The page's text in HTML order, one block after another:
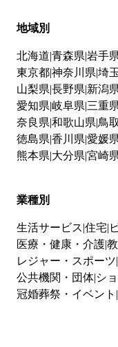
地域別
北海道 青森県 岩手
東京都神奈川県 埼
山梨県 長野県 新潟
愛知県 岐阜県 三重
奈良県 和歌山県 鳥
徳島県 香川県 愛媛
熊本県 大分県 宮崎
業種別
生活サービス 住宅
医療・健康・介護
レジャー・スポーツ
公共機関・団体 シ
冠婚葬祭・イベント